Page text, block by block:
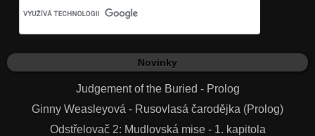
Novinky
Judgement of the Buried - Prolog
Ginny Weasleyová - Rusovlasá čarodějka (Prolog)
Odstřelovač 2: Mudlovská mise - 1. kapitola